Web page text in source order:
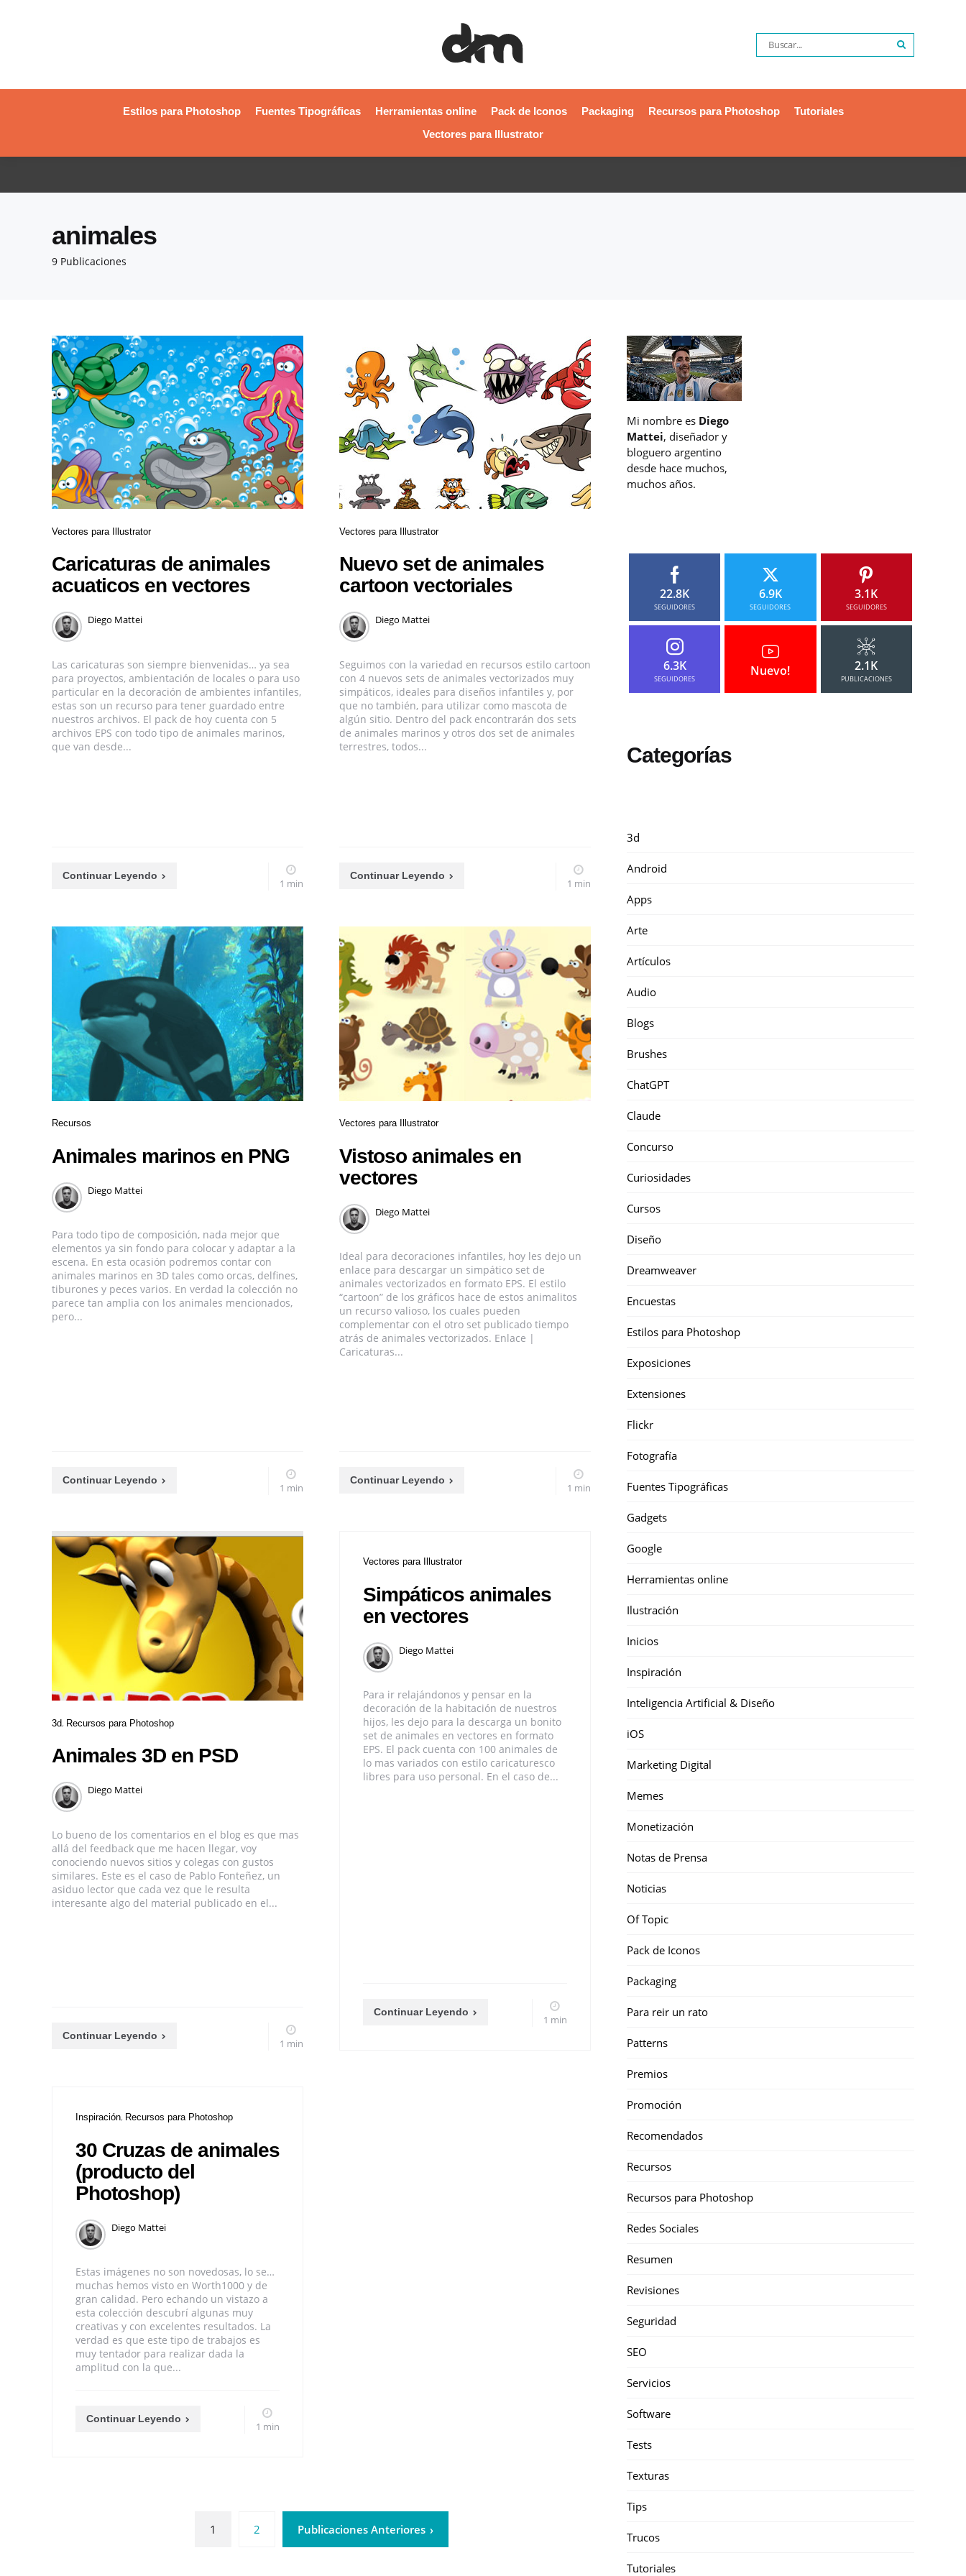
Estilos para Photoshop Fuentes Tipográficas Herramientas online Pack de Iconos Packaging Recursos para Photoshop
Tutoriales
Vectores para Illustrator
9 Publicaciones
animales
Vectores para Illustrator
Caricaturas de animales
acuaticos en vectores
Diego Mattei
Las caricaturas son siempre bienvenidas… ya sea
para proyectos, ambientación de locales o para uso
particular en la decoración de ambientes infantiles,
estas son un recurso para tener guardado entre
nuestros archivos. El pack de hoy cuenta con 5
archivos EPS con todo tipo de animales marinos,
que van desde...
Continuar Leyendo
1 min
Vectores para Illustrator
Nuevo set de animales
cartoon vectoriales
Diego Mattei
Seguimos con la variedad en recursos estilo cartoon
con 4 nuevos sets de animales vectorizados muy
simpáticos, ideales para diseños infantiles y, por
que no también, para utilizar como mascota de
algún sitio. Dentro del pack encontrarán dos sets
de animales marinos y otros dos set de animales
terrestres, todos...
Continuar Leyendo
1 min
Recursos
Animales marinos en PNG
Diego Mattei
Para todo tipo de composición, nada mejor que
elementos ya sin fondo para colocar y adaptar a la
escena. En esta ocasión podremos contar con
animales marinos en 3D tales como orcas, delfines,
tiburones y peces varios. En verdad la colección no
parece tan amplia con los animales mencionados,
pero...
Continuar Leyendo
1 min
Vectores para Illustrator
Vistoso animales en
vectores
Diego Mattei
Ideal para decoraciones infantiles, hoy les dejo un
enlace para descargar un simpático set de
animales vectorizados en formato EPS. El estilo
“cartoon” de los gráficos hace de estos animalitos
un recurso valioso, los cuales pueden
complementar con el otro set publicado tiempo
atrás de animales vectorizados. Enlace |
Caricaturas...
Continuar Leyendo
1 min
3d Recursos para Photoshop
Animales 3D en PSD
Diego Mattei
Lo bueno de los comentarios en el blog es que mas
allá del feedback que me hacen llegar, voy
conociendo nuevos sitios y colegas con gustos
similares. Este es el caso de Pablo Fonteñez, un
asiduo lector que cada vez que le resulta
interesante algo del material publicado en el...
Continuar Leyendo
1 min
Vectores para Illustrator
Simpáticos animales
en vectores
Diego Mattei
Para ir relajándonos y pensar en la
decoración de la habitación de nuestros
hijos, les dejo para la descarga un bonito
set de animales en vectores en formato
EPS. El pack cuenta con 100 animales de
lo mas variados con estilo caricaturesco
libres para uso personal. En el caso de...
Continuar Leyendo
1 min
Inspiración Recursos para Photoshop
30 Cruzas de animales
(producto del
Photoshop)
Diego Mattei
Estas imágenes no son novedosas, lo se…
muchas hemos visto en Worth1000 y de
gran calidad. Pero echando un vistazo a
esta colección descubrí algunas muy
creativas y con excelentes resultados. La
verdad es que este tipo de trabajos es
muy tentador para realizar dada la
amplitud con la que...
Continuar Leyendo
1 min
1 2 Publicaciones Anteriores
Mi nombre es Diego
Mattei, diseñador y
bloguero argentino
desde hace muchos,
muchos años.
22.8K
SEGUIDORES
6.9K
SEGUIDORES
3.1K
SEGUIDORES
6.3K
SEGUIDORES
Nuevo! 2.1K
PUBLICACIONES
Categorías
3d
Android
Apps
Arte
Artículos
Audio
Blogs
Brushes
ChatGPT
Claude
Concurso
Curiosidades
Cursos
Diseño
Dreamweaver
Encuestas
Estilos para Photoshop
Exposiciones
Extensiones
Flickr
Fotografía
Fuentes Tipográficas
Gadgets
Google
Herramientas online
Ilustración
Inicios
Inspiración
Inteligencia Artificial & Diseño
iOS
Marketing Digital
Memes
Monetización
Notas de Prensa
Noticias
Of Topic
Pack de Iconos
Packaging
Para reir un rato
Patterns
Premios
Promoción
Recomendados
Recursos
Recursos para Photoshop
Redes Sociales
Resumen
Revisiones
Seguridad
SEO
Servicios
Software
Tests
Texturas
Tips
Trucos
Tutoriales